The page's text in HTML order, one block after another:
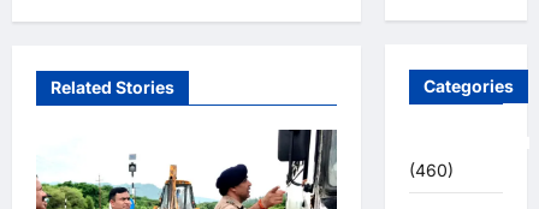
Related Stories Categories
(460)